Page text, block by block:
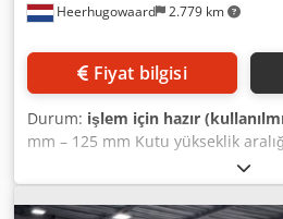
Heerhugowaard 2.779 km
Fiyat bilgisi
Durum: işlem için hazır
mm – 125 mm Kutu yükseklik
sayısı: 18 Kapasite: dakikada 300
Alsyyq D Ts Ieck